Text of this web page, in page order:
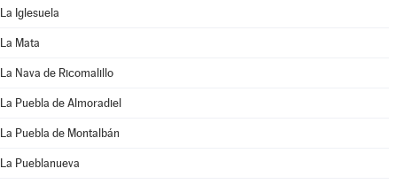
La Iglesuela
La Mata
La Nava de Ricomalillo
La Puebla de Almoradiel
La Puebla de Montalbán
La Pueblanueva